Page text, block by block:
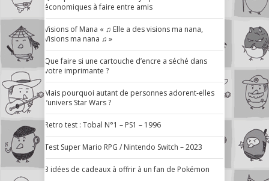
économiques à faire entre amis
Visions of Mana « ♫ Elle a des visions ma nana,
Visions ma nana ♫ »
Que faire si une cartouche d’encre a séché dans
votre imprimante ?
Mais pourquoi autant de personnes adorent-elles
l’univers Star Wars ?
Retro test : Tobal N°1 – PS1 – 1996
Test Super Mario RPG / Nintendo Switch – 2023
3 idées de cadeaux à offrir à un fan de Pokémon